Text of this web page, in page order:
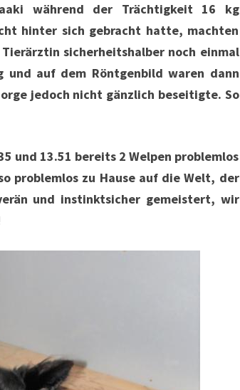
während der Trächtigkeit 16 kg
hinter sich gebracht hatte, machten
sicherheitshalber noch einmal
und auf dem Röntgenbild waren dann
jedoch nicht gänzlich beseitigte. So
und 13.51 bereits 2 Welpen problemlos
problemlos zu Hause auf die Welt, der
und instinktsicher gemeistert, wir